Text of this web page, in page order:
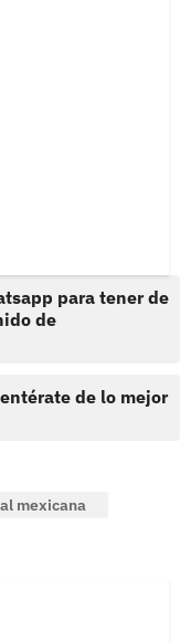
para tener de
de
de lo mejor
mexicana